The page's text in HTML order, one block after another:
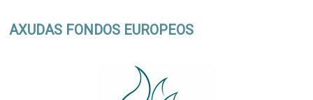
AXUDAS FONDOS EUROPEOS